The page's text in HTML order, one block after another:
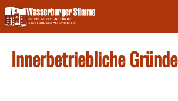
Skip
to
content
Innerbetriebliche Gründe